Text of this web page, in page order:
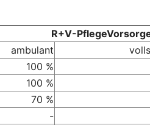
R+V-
ambulant
100 %
100 %
70 %
-